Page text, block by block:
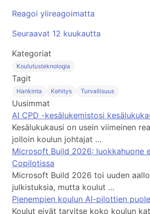
Reagoi ylireagoimatta
Seuraavat 12 kuukautta
Kategoriat
Koulutusteknologia
Tagit
Hankinta Kehitys Turvallisuus
Uusimmat
AI CPD -kesälukemistosi
Kesälukukausi on usein viimeinen
jolloin koulun johtajat …
Microsoft Build 2026: luokkahuone
Copilotissa
Microsoft Build 2026 toi uuden
julkistuksia, mutta koulut …
Pienempien koulun AI-pilottien
Koulut eivät tarvitse koko koulun